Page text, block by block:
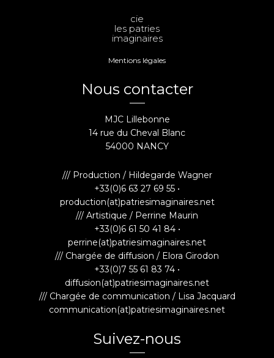
cie
les patries
imaginaires
Mentions légales
Nous contacter
MJC Lillebonne
14 rue du Cheval Blanc
54000 NANCY
/// Production / Hildegarde Wagner
+33(0)6 63 27 69 55 •
production(at)patriesimaginaires.net
/// Artistique / Perrine Maurin
+33(0)6 61 50 41 84 •
perrine(at)patriesimaginaires.net
/// Chargée de diffusion / Elora Girodon
+33(0)7 55 61 83 74 •
diffusion(at)patriesimaginaires.net
/// Chargée de communication / Lisa Jacquard
communication(at)patriesimaginaires.net
Suivez-nous